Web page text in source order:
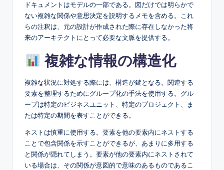
ドキュメントはモデルの一部である。図だけでは明らかで
ない複雑な関係や意思決定を説明するメモを含める。これ
らの注釈は、元の設計が作成された際に存在しなかった将
来のアーキテクトにとって必要な文脈を提供する。
複雑な情報の構造化
複雑な状況に対処する際には、構造が鍵となる。関連する
要素を整理するためにグループ化の手法を使用する。グル
ープは特定のビジネスユニット、特定のプロジェクト、ま
たは特定の期間を表すことができる。
ネストは慎重に使用する。要素を他の要素内にネストする
ことで包含関係を示すことができるが、あまりに多用する
と関係が隠れてしまう。要素が他の要素内にネストされて
いる場合は、その関係が意図的で意味のあるものであるこ